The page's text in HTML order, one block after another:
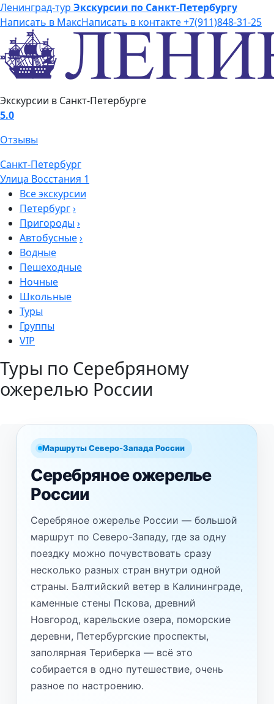
Ленинград-тур Экскурсии по Санкт-Петербургу
Написать в МаксНаписать в контакте+7(911)848-31-25
Экскурсии в Санкт-Петербурге
5.0
Отзывы
Санкт-Петербург
Улица Восстания 1
Все экскурсии
Петербург›
Пригороды ›
Автобусные›
Водные
Пешеходные
Ночные
Школьные
Туры
Группы
VIP
Туры по Серебряному
ожерелью России
Маршруты Северо-Запада России
Серебряное ожерелье
России
Серебряное ожерелье России — большой
маршрут по Северо-Западу, где за одну
поездку можно почувствовать сразу
несколько разных стран внутри одной
страны. Балтийский ветер в Калининграде,
каменные стены Пскова, древний
Новгород, карельские озера, поморские
деревни, Петербургские проспекты,
заполярная Териберка — всё это
собирается в одно путешествие, очень
разное по настроению.